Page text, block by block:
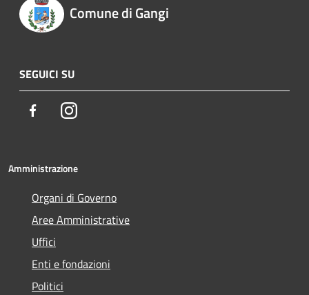
Comune di Gangi
SEGUICI SU
FacebookInstagram
Amministrazione
Organi di Governo
Aree Amministrative
Uffici
Enti e fondazioni
Politici